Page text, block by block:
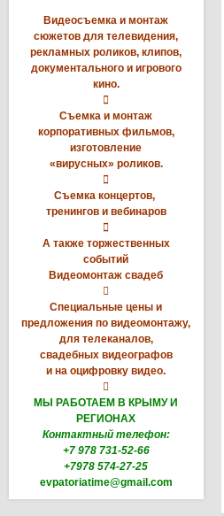
Видеосъемка и монтаж
сюжетов для телевидения,
рекламных роликов, клипов,
документального и игрового
кино.

Съемка и монтаж
корпоративных фильмов,
изготовление
«вирусных» роликов.

Съемка концертов,
тренингов и вебинаров

А также торжественных
событий
Видеомонтаж свадеб

Специальные цены и
предложения по видеомонтажу,
для телеканалов,
свадебных видеографов
и на оцифровку видео.

МЫ РАБОТАЕМ В КРЫМУ И
РЕГИОНАХ
Контактный телефон:
+7 978 731-52-66
+7978 574-27-25
evpatoriatime@gmail.com